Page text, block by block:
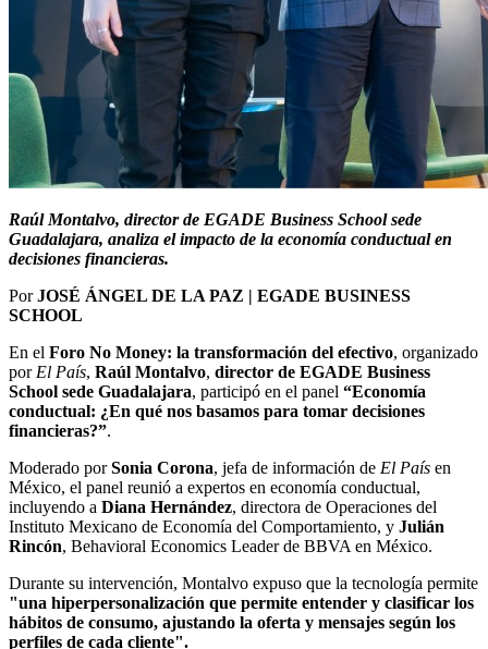
Raúl Montalvo, director de EGADE Business School sede
Guadalajara, analiza el impacto de la economía conductual en
decisiones financieras.
PorJOSÉ ÁNGEL DE LA PAZ | EGADE BUSINESS
SCHOOL
En el Foro No Money: la transformación del efectivo, organizado
porEl País, Raúl Montalvo, director de EGADE Business
School sede Guadalajara, participó en el panel “Economía
conductual: ¿En qué nos basamos para tomar decisiones
financieras?”.
Moderado porSonia Corona, jefa de información de El País en
México, el panel reunió a expertos en economía conductual,
incluyendo a Diana Hernández, directora de Operaciones del
Instituto Mexicano de Economía del Comportamiento, y Julián
Rincón, Behavioral Economics Leader de BBVA en México.
Durante su intervención, Montalvo expuso que la tecnología permite
"una hiperpersonalización que permite entender y clasificar los
hábitos de consumo, ajustando la oferta y mensajes según los
perfiles de cada cliente".